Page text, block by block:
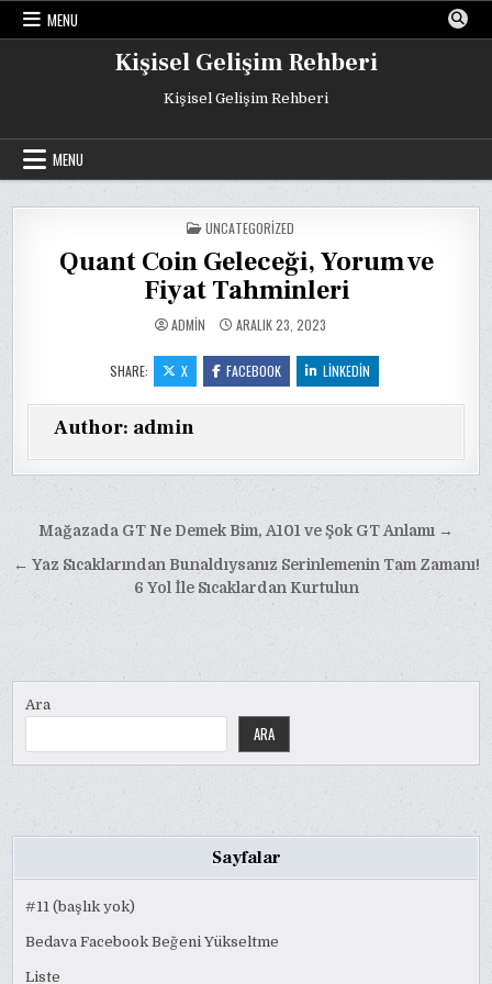
Skip
MENU
Kişisel Gelişim Rehberi
Kişisel Gelişim Rehberi
MENU
POSTED
IN
UNCATEGORIZED
Quant Coin Geleceği, Yorum ve
Fiyat Tahminleri
ADMIN ARALIK 23, 2023
SHARE: X FACEBOOK LINKEDIN
Author: admin
Yazı
gezinmesi
Mağazada GT Ne Demek Bim, A101 ve Şok GT Anlamı →
← Yaz Sıcaklarından Bunaldıysanız Serinlemenin Tam Zamanı!
6 Yol İle Sıcaklardan Kurtulun
Ara
ARA
Sayfalar
#11 (başlık yok)
Bedava Facebook Beğeni Yükseltme
Liste